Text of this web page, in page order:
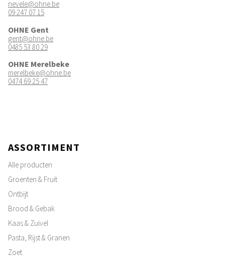
nevele@ohne.be
09 247 07 15
OHNE Gent
gent@ohne.be
0485 53 80 29
OHNE Merelbeke
merelbeke@ohne.be
0474 69 25 47
ASSORTIMENT
Alle producten
Groenten & Fruit
Ontbijt
Brood & Gebak
Kaas & Zuivel
Pasta, Rijst & Granen
Zoet